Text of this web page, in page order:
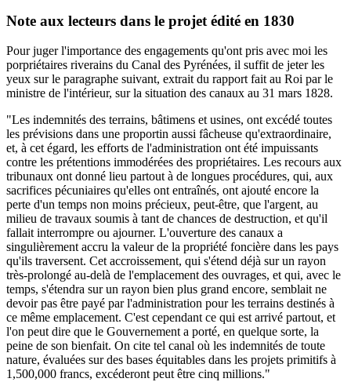
Note aux lecteurs dans le projet édité en 1830
Pour juger l'importance des engagements qu'ont pris avec moi les
porpriétaires riverains du Canal des Pyrénées, il suffit de jeter les
yeux sur le paragraphe suivant, extrait du rapport fait au Roi par le
ministre de l'intérieur, sur la situation des canaux au 31 mars 1828.
"Les indemnités des terrains, bâtimens et usines, ont excédé toutes
les prévisions dans une proportin aussi fâcheuse qu'extraordinaire,
et, à cet égard, les efforts de l'administration ont été impuissants
contre les prétentions immodérées des propriétaires. Les recours aux
tribunaux ont donné lieu partout à de longues procédures, qui, aux
sacrifices pécuniaires qu'elles ont entraînés, ont ajouté encore la
perte d'un temps non moins précieux, peut-être, que l'argent, au
milieu de travaux soumis à tant de chances de destruction, et qu'il
fallait interrompre ou ajourner. L'ouverture des canaux a
singulièrement accru la valeur de la propriété foncière dans les pays
qu'ils traversent. Cet accroissement, qui s'étend déjà sur un rayon
très-prolongé au-delà de l'emplacement des ouvrages, et qui, avec le
temps, s'étendra sur un rayon bien plus grand encore, semblait ne
devoir pas être payé par l'administration pour les terrains destinés à
ce même emplacement. C'est cependant ce qui est arrivé partout, et
l'on peut dire que le Gouvernement a porté, en quelque sorte, la
peine de son bienfait. On cite tel canal où les indemnités de toute
nature, évaluées sur des bases équitables dans les projets primitifs à
1,500,000 francs, excéderont peut être cinq millions."